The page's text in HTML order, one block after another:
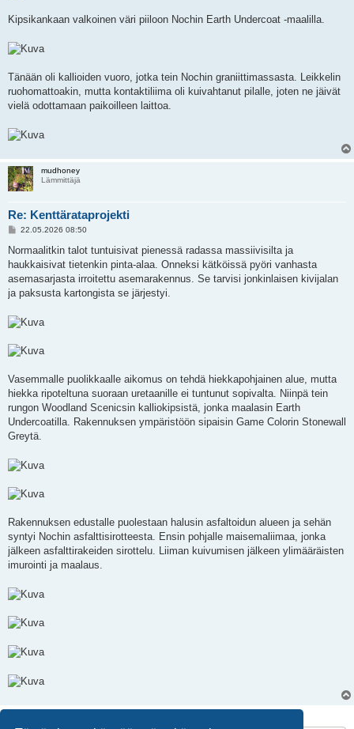
Kipsikankaan valkoinen väri piiloon Nochin Earth Undercoat -maalilla.
Tänään oli kallioiden vuoro, jotka tein Nochin graniittimassasta. Leikkelin
ruohomattoakin, mutta kontaktiliima oli kuivahtanut pilalle, joten ne jäivät
vielä odottamaan paikoilleen laittoa.
mudhoney
Lämmittäjä
Re: Kenttärataprojekti
V
e
t
i
22.05.2026 08:50
Normaalitkin talot tuntuisivat pienessä radassa massiivisilta ja
haukkaisivat tietenkin pinta-alaa. Onneksi kätköissä pyöri vanhasta
asemasarjasta irroitettu asemarakennus. Se tarvisi jonkinlaisen kivijalan
ja paksusta kartongista se järjestyi.
Vasemmalle puolikkaalle aikomus on tehdä hiekkapohjainen alue, mutta
hiekka ripoteltuna suoraan uretaanille ei tuntunut sopivalta. Niinpä tein
rungon Woodland Scenicsin kalliokipsistä, jonka maalasin Earth
Undercoatilla. Rakennuksen ympäristöön sipaisin Game Colorin Stonewall
Greytä.
Rakennuksen edustalle puolestaan halusin asfaltoidun alueen ja sehän
syntyi Nochin asfalttisirotteesta. Ensin pohjalle maisemaliimaa, jonka
jälkeen asfalttirakeiden sirottelu. Liiman kuivumisen jälkeen ylimääräisten
imurointi ja maalaus.